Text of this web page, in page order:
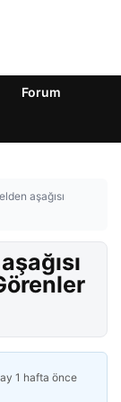
Forum
aşağısı
1 hafta önce